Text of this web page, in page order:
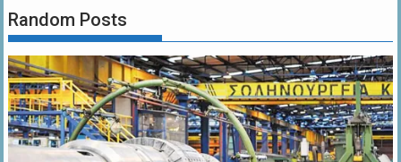
Random Posts